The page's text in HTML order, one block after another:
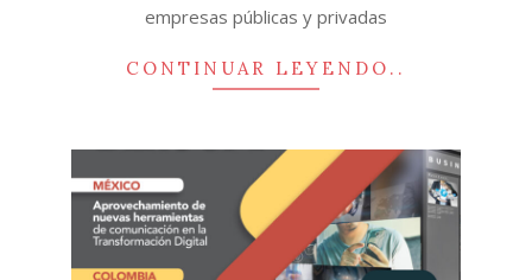
empresas públicas y privadas
CONTINUAR LEYENDO..